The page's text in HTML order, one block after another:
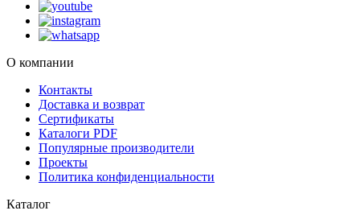
О компании
Контакты
Доставка и возврат
Сертификаты
Каталоги PDF
Популярные производители
Проекты
Политика конфиденциальности
Каталог